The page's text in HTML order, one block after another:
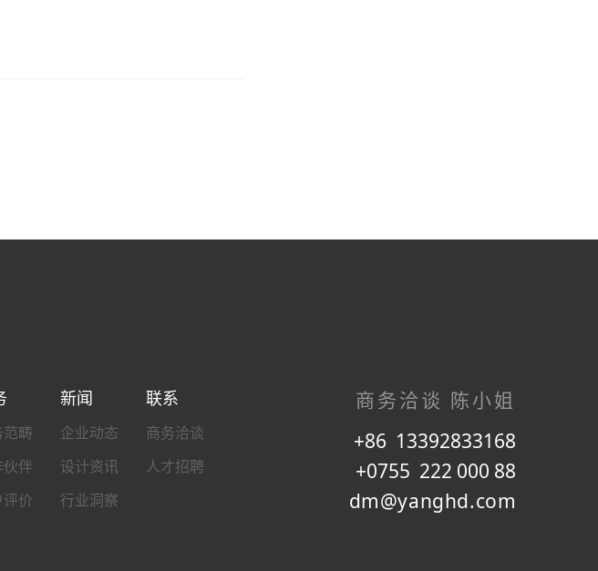
畴
伴
价
新闻
企业动态
设计资讯
行业洞察
联系
商务洽谈
人才招聘
商务洽谈 陈小姐
+86 13392833168
+0755 222 000 88
dm@yanghd.com